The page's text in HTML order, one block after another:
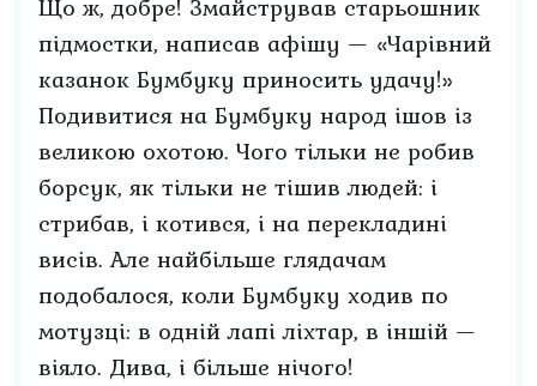
Що ж, добре! Змайстрував старьошник
підмостки, написав афішу — «Чарівний
казанок Бумбуку приносить удачу!»
Подивитися на Бумбуку народ ішов із
великою охотою. Чого тільки не робив
борсук, як тільки не тішив людей: і
стрибав, і котився, і на перекладині
висів. Але найбільше глядачам
подобалося, коли Бумбуку ходив по
мотузці: в одній лапі ліхтар, в іншій —
віяло. Дива, і більше нічого!